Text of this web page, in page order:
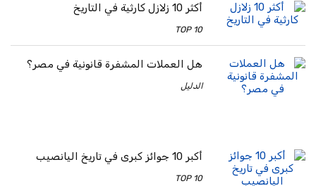
أكثر 10 زلازل كارثية في التاريخ
TOP 10
هل العملات المشفرة قانونية في مصر؟
الدليل
أكبر 10 جوائز كبرى في تاريخ اليانصيب
TOP 10